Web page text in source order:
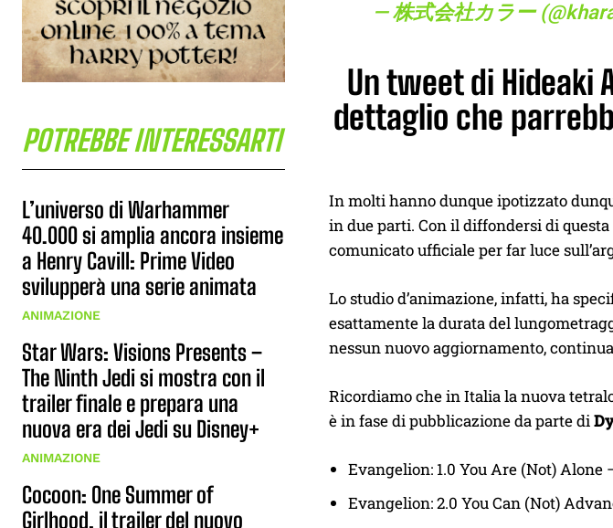
POTREBBE INTERESSARTI
L’universo di Warhammer
40.000 si amplia ancora insieme
a Henry Cavill: Prime Video
svilupperà una serie animata
ANIMAZIONE
Star Wars: Visions Presents –
The Ninth Jedi si mostra con il
trailer finale e prepara una
nuova era dei Jedi su Disney+
ANIMAZIONE
Cocoon: One Summer of
Girlhood, il trailer del nuovo
— 株式会社カラー
Un tweet di Hideaki
dettaglio che
In molti hanno dunque ipotizzato
in due parti. Con il diffondersi di
comunicato ufficiale per far luce
Lo studio d’animazione, infatti, ha
esattamente la durata del
nessun nuovo aggiornamento,
Ricordiamo che in Italia la nuova
è in fase di pubblicazione da parte di
Evangelion: 1.0 You Are (Not) Alone
Evangelion: 2.0 You Can (Not)